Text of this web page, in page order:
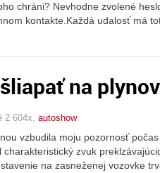
chráni? Nevhodne zvolené
kontakte.Každá udalosť má
na
2 604x, autoshow
vzbudila moju pozornosť
charakteristický zvuk
na zasneženej vozovke